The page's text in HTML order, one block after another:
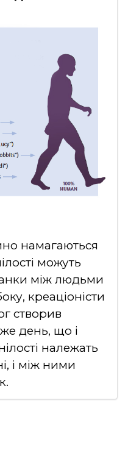
намагаються
можуть
між людьми
креаціоністи
створив
день, що і
належать
і між ними